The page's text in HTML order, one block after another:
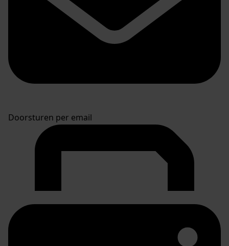
Doorsturen per email